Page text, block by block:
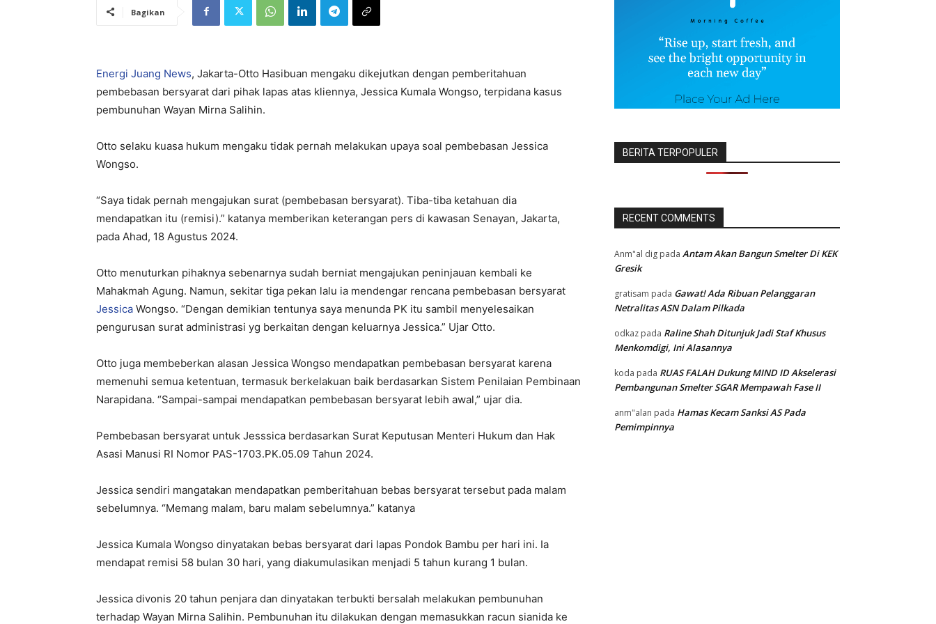
Bagikan
Energi Juang News, Jakarta-Otto Hasibuan mengaku dikejutkan dengan pemberitahuan
pembebasan bersyarat dari pihak lapas atas kliennya, Jessica Kumala Wongso, terpidana kasus
pembunuhan Wayan Mirna Salihin.
Otto selaku kuasa hukum mengaku tidak pernah melakukan upaya soal pembebasan Jessica
Wongso.
“Saya tidak pernah mengajukan surat (pembebasan bersyarat). Tiba-tiba ketahuan dia
mendapatkan itu (remisi).” katanya memberikan keterangan pers di kawasan Senayan, Jakarta,
pada Ahad, 18 Agustus 2024.
Otto menuturkan pihaknya sebenarnya sudah berniat mengajukan peninjauan kembali ke
Mahakmah Agung. Namun, sekitar tiga pekan lalu ia mendengar rencana pembebasan bersyarat
Jessica Wongso. “Dengan demikian tentunya saya menunda PK itu sambil menyelesaikan
pengurusan surat administrasi yg berkaitan dengan keluarnya Jessica.” Ujar Otto.
Otto juga membeberkan alasan Jessica Wongso mendapatkan pembebasan bersyarat karena
memenuhi semua ketentuan, termasuk berkelakuan baik berdasarkan Sistem Penilaian Pembinaan
Narapidana. “Sampai-sampai mendapatkan pembebasan bersyarat lebih awal,” ujar dia.
Pembebasan bersyarat untuk Jesssica berdasarkan Surat Keputusan Menteri Hukum dan Hak
Asasi Manusi RI Nomor PAS-1703.PK.05.09 Tahun 2024.
Jessica sendiri mangatakan mendapatkan pemberitahuan bebas bersyarat tersebut pada malam
sebelumnya. “Memang malam, baru malam sebelumnya.” katanya
Jessica Kumala Wongso dinyatakan bebas bersyarat dari lapas Pondok Bambu per hari ini. Ia
mendapat remisi 58 bulan 30 hari, yang diakumulasikan menjadi 5 tahun kurang 1 bulan.
Jessica divonis 20 tahun penjara dan dinyatakan terbukti bersalah melakukan pembunuhan
terhadap Wayan Mirna Salihin. Pembunuhan itu dilakukan dengan memasukkan racun sianida ke
BERITA TERPOPULER
RECENT COMMENTS
Anm"al dig pada Antam Akan Bangun Smelter Di KEK
Gresik
gratisam pada Gawat! Ada Ribuan Pelanggaran
Netralitas ASN Dalam Pilkada
odkaz pada Raline Shah Ditunjuk Jadi Staf Khusus
Menkomdigi, Ini Alasannya
koda pada RUAS FALAH Dukung MIND ID Akselerasi
Pembangunan Smelter SGAR Mempawah Fase II
anm"alan pada Hamas Kecam Sanksi AS Pada
Pemimpinnya